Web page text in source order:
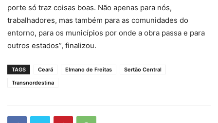
porte só traz coisas boas. Não apenas para nós,
trabalhadores, mas também para as comunidades do
entorno, para os municípios por onde a obra passa e para
outros estados”, finalizou.
TAGS Ceará Elmano de Freitas
Sertão Central
Transnordestina